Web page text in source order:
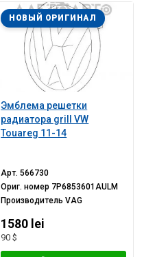
Эмблема решетки
радиатора grill VW
Touareg 11-14
НОВЫЙ ОРИГИНАЛ
Арт.566730
Ориг. номер 7P6853601AULM
ПроизводительVAG
1580 lei
90 $